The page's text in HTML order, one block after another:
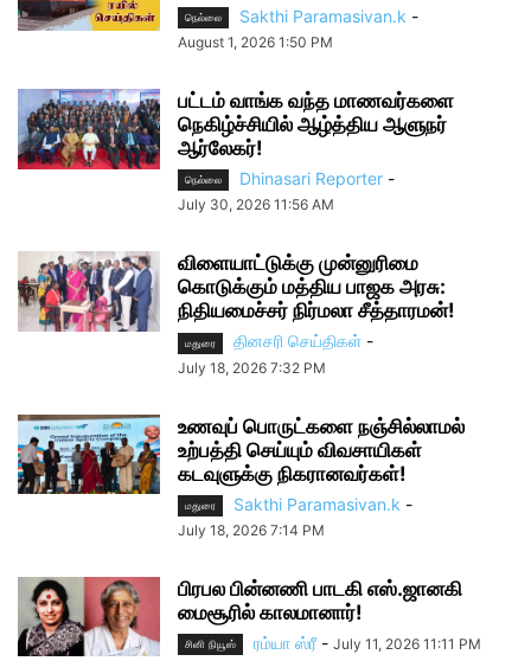
நெல்லை Sakthi Paramasivan.k -
August 1, 2026 1:50 PM
பட்டம் வாங்க வந்த மாணவர்களை
நெகிழ்ச்சியில் ஆழ்த்திய ஆளுநர்
ஆர்லேகர்!
நெல்லை Dhinasari Reporter -
July 30, 2026 11:56 AM
விளையாட்டுக்கு முன்னுரிமை
கொடுக்கும் மத்திய பாஜக அரசு:
நிதியமைச்சர் நிர்மலா சீத்தாரமன்!
மதுரை தினசரி செய்திகள் -
July 18, 2026 7:32 PM
உணவுப் பொருட்களை நஞ்சில்லாமல்
உற்பத்தி செய்யும் விவசாயிகள்
கடவுளுக்கு நிகரானவர்கள்!
மதுரை Sakthi Paramasivan.k -
July 18, 2026 7:14 PM
பிரபல பின்னணி பாடகி எஸ்.ஜானகி
மைசூரில் காலமானார்!
சினி நியூஸ் ரம்யா ஸ்ரீ - July 11, 2026 11:11 PM